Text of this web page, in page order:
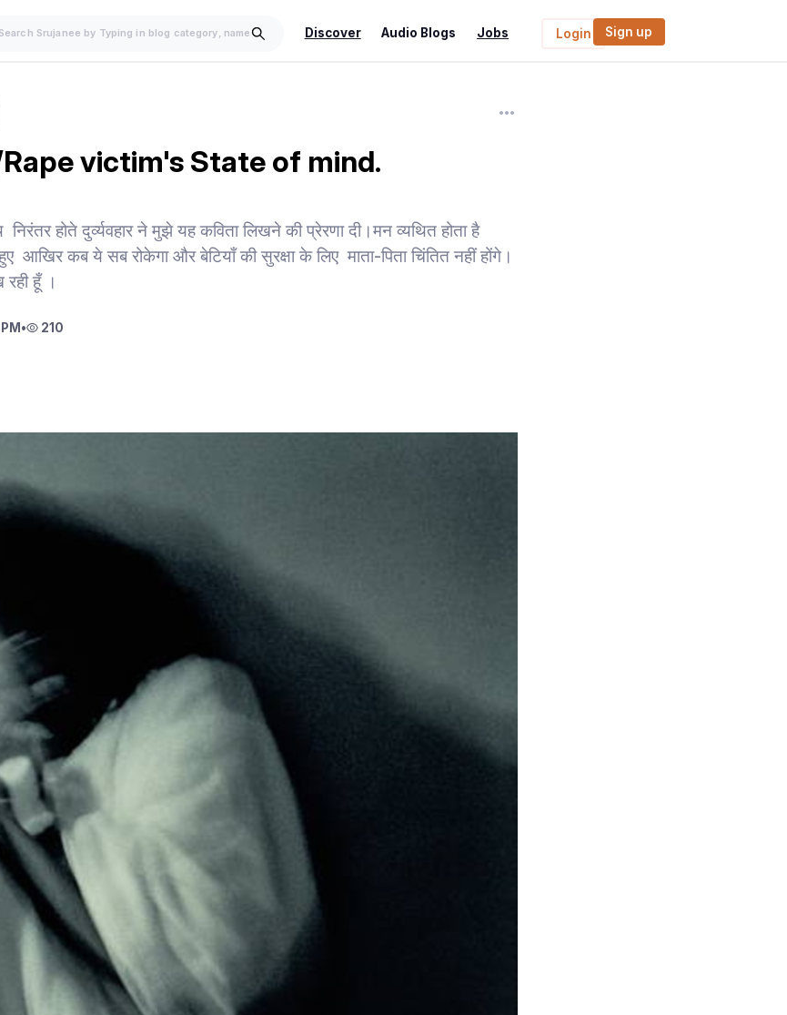
Discover Audio Blogs Jobs Login Sign up
/Rape victim's State of mind.
होते दुर्व्यवहार ने मुझे यह कविता लिखने की प्रेरणा दी।मन व्यथित होता है
आखिर कब ये सब रोकेगा और बेटियाँ की सुरक्षा के लिए माता-पिता चिंतित नहीं होंगे।
रही हूँ ।
• 210